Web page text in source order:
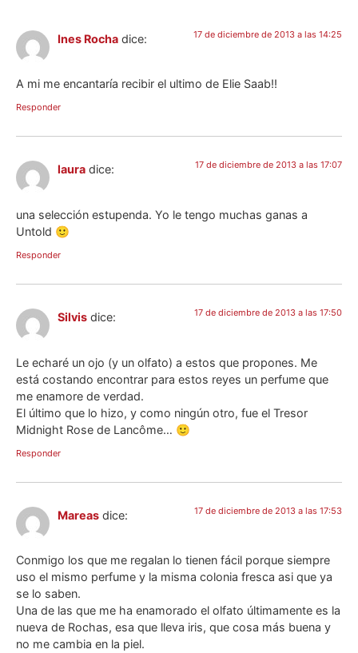
Ines Rocha dice: 17 de diciembre de 2013 a las 14:25
A mi me encantaría recibir el ultimo de Elie Saab!!
Responder
laura dice: 17 de diciembre de 2013 a las 17:07
una selección estupenda. Yo le tengo muchas ganas a
Untold 🙂
Responder
Silvis dice: 17 de diciembre de 2013 a las 17:50
Le echaré un ojo (y un olfato) a estos que propones. Me
está costando encontrar para estos reyes un perfume que
me enamore de verdad.
El último que lo hizo, y como ningún otro, fue el Tresor
Midnight Rose de Lancôme… 🙂
Responder
Mareas dice: 17 de diciembre de 2013 a las 17:53
Conmigo los que me regalan lo tienen fácil porque siempre
uso el mismo perfume y la misma colonia fresca asi que ya
se lo saben.
Una de las que me ha enamorado el olfato últimamente es la
nueva de Rochas, esa que lleva iris, que cosa más buena y
no me cambia en la piel.